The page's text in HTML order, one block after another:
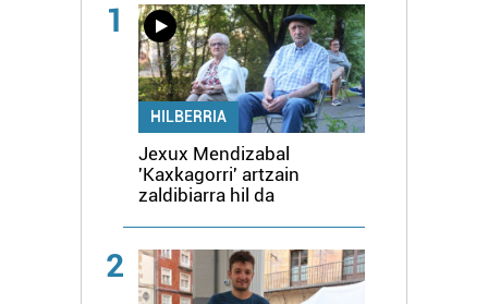
1
HILBERRIA
Jexux Mendizabal
'Kaxkagorri' artzain
zaldibiarra hil da
2